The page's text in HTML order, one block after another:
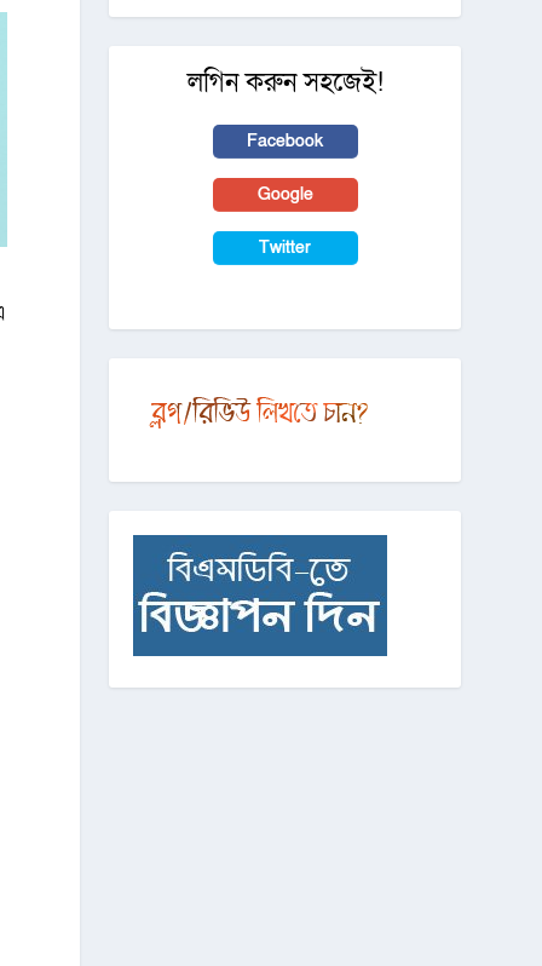
লগিন করুন সহজেই!
Facebook
Google
Twitter